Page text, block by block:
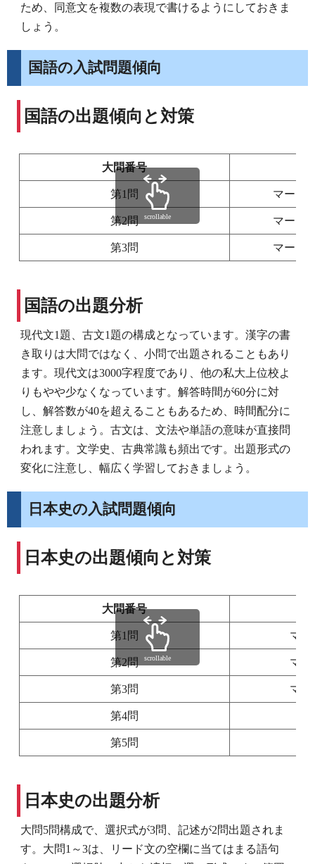
ため、同意文を複数の表現で書けるようにしておきま
しょう。
国語の入試問題傾向
国語の出題傾向と対策
大問番号
第1問 マーク
第2問 マーク
第3問 マーク
scrollable
国語の出題分析
現代文1題、古文1題の構成となっています。漢字の書
き取りは大問ではなく、小問で出題されることもあり
ます。現代文は3000字程度であり、他の私大上位校よ
りもやや少なくなっています。解答時間が60分に対
し、解答数が40を超えることもあるため、時間配分に
注意しましょう。古文は、文法や単語の意味が直接問
われます。文学史、古典常識も頻出です。出題形式の
変化に注意し、幅広く学習しておきましょう。
日本史の入試問題傾向
日本史の出題傾向と対策
大問番号
第1問 マ
第2問 マ
第3問 マ
第4問
第5問
scrollable
日本史の出題分析
大問5問構成で、選択式が3問、記述が2問出題されま
す。大問1～3は、リード文の空欄に当てはまる語句